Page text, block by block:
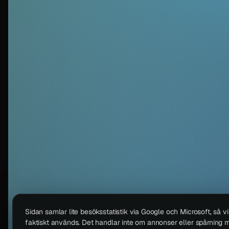
Sidan samlar lite besöksstatistik via Google och Microsoft, så
faktiskt används. Det handlar inte om annonser eller spårning